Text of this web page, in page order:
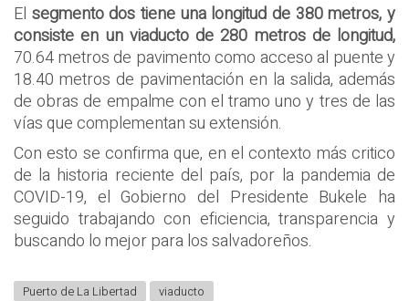
El segmento dos tiene una longitud de 380 metros, y
consiste en un viaducto de 280 metros de longitud,
70.64 metros de pavimento como acceso al puente y
18.40 metros de pavimentación en la salida, además
de obras de empalme con el tramo uno y tres de las
vías que complementan su extensión.
Con esto se confirma que, en el contexto más critico
de la historia reciente del país, por la pandemia de
COVID-19, el Gobierno del Presidente Bukele ha
seguido trabajando con eficiencia, transparencia y
buscando lo mejor para los salvadoreños.
Puerto de La Libertad viaducto